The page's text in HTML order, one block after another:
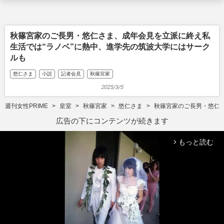
秋篠宮家のご長男・悠仁さま、成年会見を立派に終え私
生活では“ラノベ”に熱中、進学先の筑波大学にはサーク
ルも
悠仁さま 小説 記者会見 秋篠宮家
2025/3/5
週刊女性PRIME 皇室 秋篠宮家 悠仁さま 秋篠宮家のご長男・悠仁
広告の下にコンテンツが続きます
arrow_forward_ios もっと読む